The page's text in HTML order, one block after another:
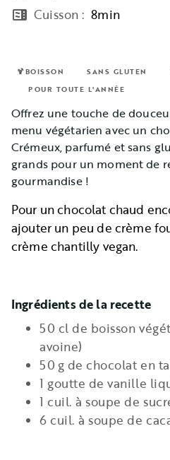
microwave Cuisson : 8min
🍹BOISSON SANS GLUTEN
POUR TOUTE L'ANNÉE
Offrez une touche de
menu végétarien avec un
Crémeux, parfumé et sans
grands pour un moment de
gourmandise !
Pour un chocolat chaud
ajouter un peu de crème
crème chantilly vegan.
Ingrédients de la recette
50 cl de boisson
avoine)
50 g de chocolat en
1 goutte de vanille
1 cuil. à soupe de
6 cuil. à soupe de